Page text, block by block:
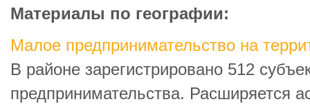
Материалы по географии:
Малое предпринимательство на
В районе зарегистрировано 512
предпринимательства. Расширяется